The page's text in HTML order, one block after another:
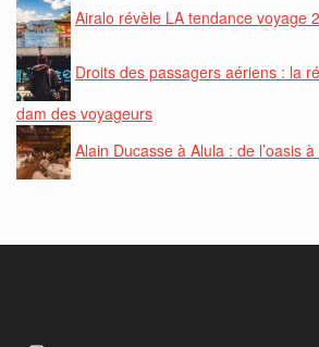
Airalo révèle LA tendance voyage
Droits des passagers aériens : la
dam des voyageurs
Alain Ducasse à Alula : de l’oasis à